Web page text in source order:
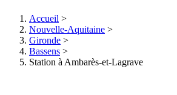
Accueil >
Nouvelle-Aquitaine >
Gironde >
Bassens >
Station à Ambarès-et-Lagrave